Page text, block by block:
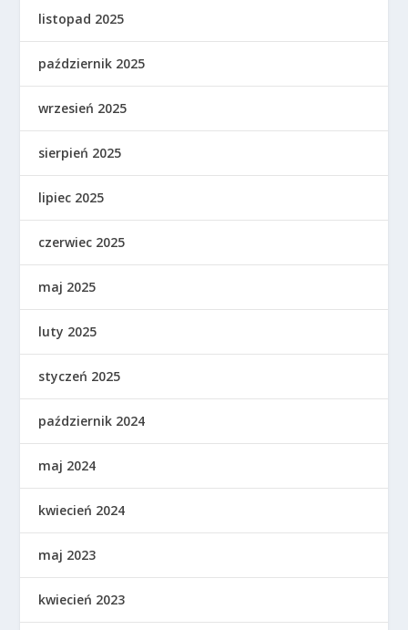
listopad 2025
październik 2025
wrzesień 2025
sierpień 2025
lipiec 2025
czerwiec 2025
maj 2025
luty 2025
styczeń 2025
październik 2024
maj 2024
kwiecień 2024
maj 2023
kwiecień 2023